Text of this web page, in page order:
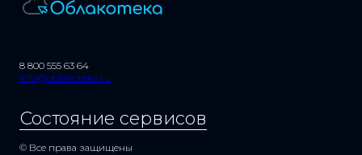
8 800 555 63 64
info@oblakoteka.ru
Состояние сервисов
© Все права защищены